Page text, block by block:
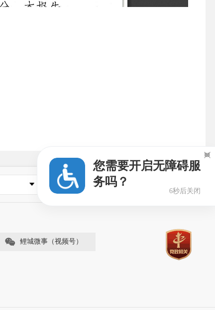
县市区政府
鲤城微事（视频号）
您需要开启无障碍服
务吗？
6秒后关闭
